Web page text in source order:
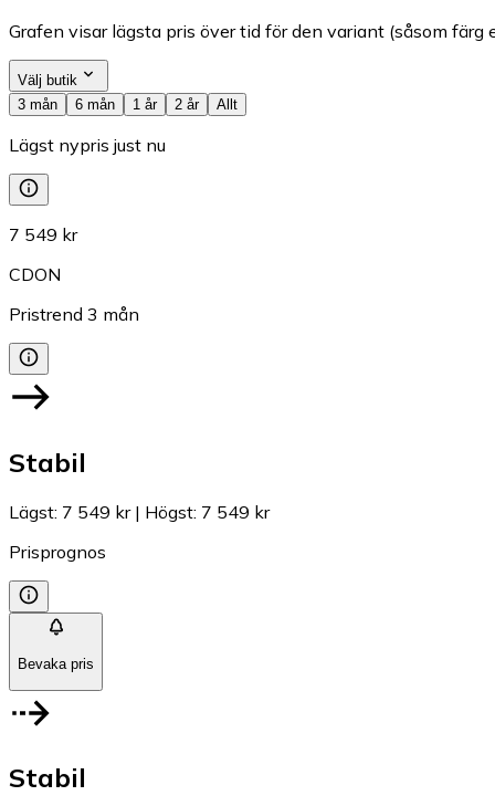
Grafen visar lägsta pris över tid för den variant (såsom
Välj butik
3 mån
6 mån 1 år 2 år Allt
Lägst nypris just nu
7 549 kr
CDON
Pristrend 3 mån
Stabil
Lägst: 7 549 kr| Högst: 7 549 kr
Prisprognos
Bevaka pris
Stabil